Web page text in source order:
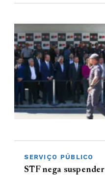
SERVIÇO PÚBLICO
STF nega suspender